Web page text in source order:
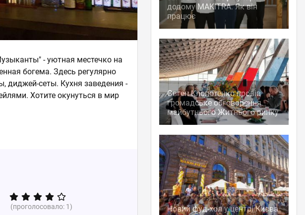
- уютная местечко на
богема. Здесь регулярно
диджей-сеты. Кухня заведения -
Хотите окунуться в мир
(проголосовало: 1)
додому MAKITRA. Як він
працює
Євген Клопотенко провів
громадське обговорення
майбутнього Житнього ринку
Новий фуд-хол у центрі Києва